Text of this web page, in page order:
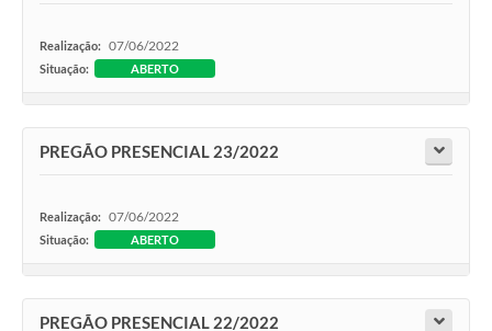
Realização: 07/06/2022
Situação: ABERTO
PREGÃO PRESENCIAL 23/2022
Realização: 07/06/2022
Situação: ABERTO
PREGÃO PRESENCIAL 22/2022